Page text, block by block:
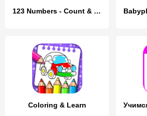
123 Numbers - Count & Tracing
Coloring & Learn